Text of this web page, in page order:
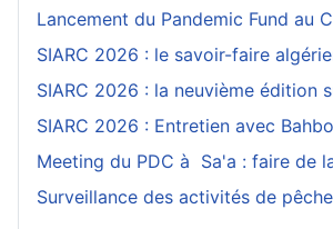
Lancement du Pandemic Fund au
SIARC 2026 : le savoir-faire
SIARC 2026 : la neuvième édition
SIARC 2026 : Entretien avec
Meeting du PDC à Sa'a : faire de
Surveillance des activités de